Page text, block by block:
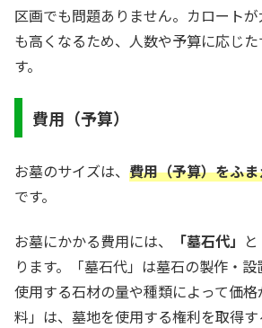
区画でも問題ありません。カロート
も高くなるため、人数や予算に応じ
す。
費用（予算）
お墓のサイズは、 費用（予算）をふ
です。
お墓にかかる費用には、 「墓石代」 と
ります。「墓石代」は墓石の製作・設
使用する石材の量や種類によって価
料」は、墓地を使用する権利を取得